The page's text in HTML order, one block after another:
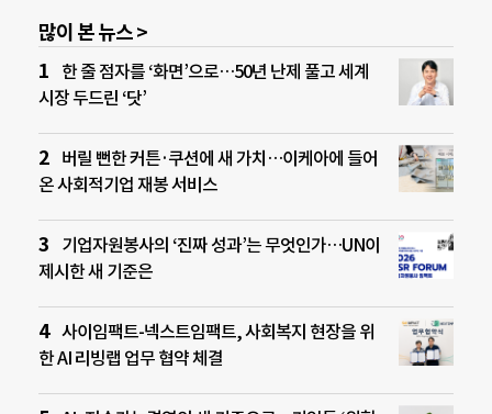
많이 본 뉴스 >
한 줄 점자를 ‘화면’으로…50년 난제 풀고 세계
시장 두드린 ‘닷’
버릴 뻔한 커튼·쿠션에 새 가치…이케아에 들어
온 사회적기업 재봉 서비스
기업자원봉사의 ‘진짜 성과’는 무엇인가…UN이
제시한 새 기준은
사이임팩트-넥스트임팩트, 사회복지 현장을 위
한 AI 리빙랩 업무 협약 체결